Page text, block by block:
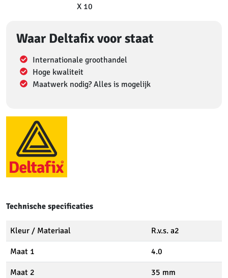
X 10
Waar Deltafix voor staat
Internationale groothandel
Hoge kwaliteit
Maatwerk nodig? Alles is mogelijk
Technische specificaties
Kleur / Materiaal R.v.s. a2
Maat 1 4.0
Maat 2 35 mm